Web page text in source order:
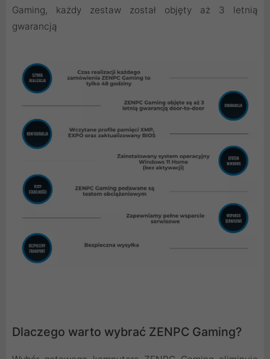
Gaming, każdy zestaw został objęty aż 3 letnią
gwarancją
Dlaczego warto wybrać ZENPC Gaming?